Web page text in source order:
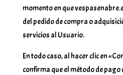
momento en que
del pedido de compra o
servicios al Usuario.
En todo caso, al hacer clic en
confirma que el método de pago